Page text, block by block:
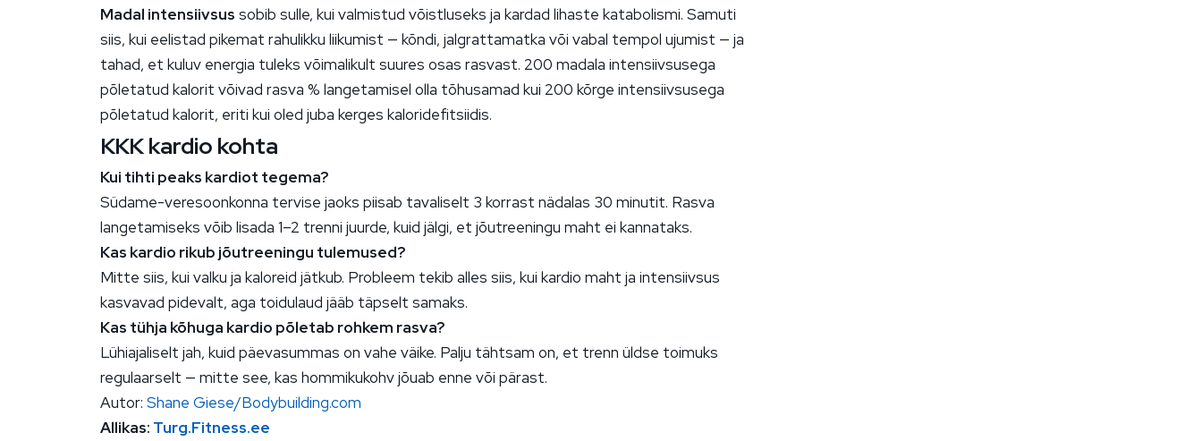
Madal intensiivsus sobib sulle, kui valmistud võistluseks ja kardad lihaste katabolismi. Samuti
siis, kui eelistad pikemat rahulikku liikumist — kõndi, jalgrattamatka või vabal tempol ujumist — ja
tahad, et kuluv energia tuleks võimalikult suures osas rasvast. 200 madala intensiivsusega
põletatud kalorit võivad rasva % langetamisel olla tõhusamad kui 200 kõrge intensiivsusega
põletatud kalorit, eriti kui oled juba kerges kaloridefitsiidis.
KKK kardio kohta
Kui tihti peaks kardiot tegema?
Südame-veresoonkonna tervise jaoks piisab tavaliselt 3 korrast nädalas 30 minutit. Rasva
langetamiseks võib lisada 1–2 trenni juurde, kuid jälgi, et jõutreeningu maht ei kannataks.
Kas kardio rikub jõutreeningu tulemused?
Mitte siis, kui valku ja kaloreid jätkub. Probleem tekib alles siis, kui kardio maht ja intensiivsus
kasvavad pidevalt, aga toidulaud jääb täpselt samaks.
Kas tühja kõhuga kardio põletab rohkem rasva?
Lühiajaliselt jah, kuid päevasummas on vahe väike. Palju tähtsam on, et trenn üldse toimuks
regulaarselt — mitte see, kas hommikukohv jõuab enne või pärast.
Autor: Shane Giese/Bodybuilding.com
Allikas: Turg.Fitness.ee